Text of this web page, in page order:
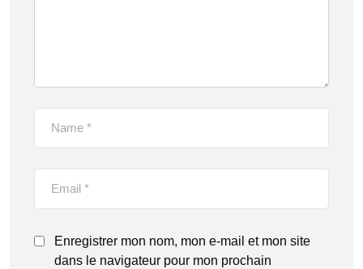
Enregistrer mon nom, mon e-mail et mon site
dans le navigateur pour mon prochain